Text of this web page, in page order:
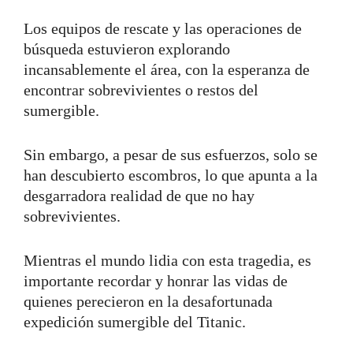
Los equipos de rescate y las operaciones de
búsqueda estuvieron explorando
incansablemente el área, con la esperanza de
encontrar sobrevivientes o restos del
sumergible.
Sin embargo, a pesar de sus esfuerzos, solo se
han descubierto escombros, lo que apunta a la
desgarradora realidad de que no hay
sobrevivientes.
Mientras el mundo lidia con esta tragedia, es
importante recordar y honrar las vidas de
quienes perecieron en la desafortunada
expedición sumergible del Titanic.